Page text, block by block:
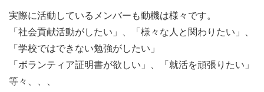
実際に活動しているメンバーも動機は様々です。
「社会貢献活動がしたい」、「様々な人と関わりたい」、
「学校ではできない勉強がしたい」
「ボランティア証明書が欲しい」、「就活を頑張りたい」
等々、、、